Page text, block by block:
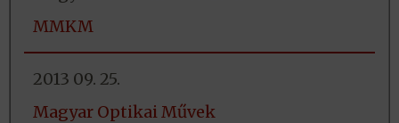
MMKM
2013 09. 25.
Magyar Optikai Művek